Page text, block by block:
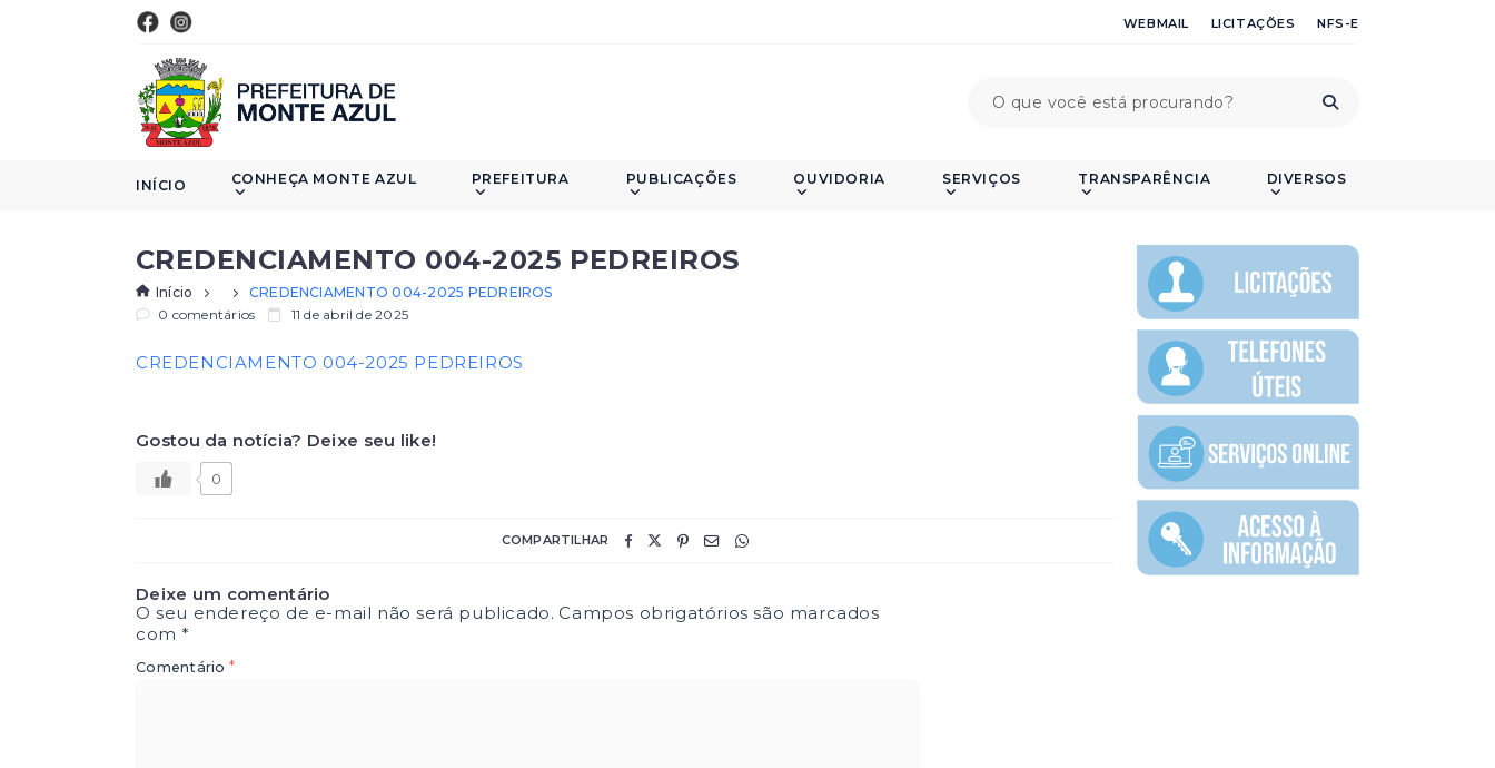
WEBMAIL LICITAÇÕES NFS-E
INÍCIO CONHEÇA MONTE AZUL PREFEITURA PUBLICAÇÕES OUVIDORIA SERVIÇOS TRANSPARÊNCIA DIVERSOS
CREDENCIAMENTO 004-2025 PEDREIROS
Início
CREDENCIAMENTO 004-2025 PEDREIROS
0 comentários
11 de abril de 2025
CREDENCIAMENTO 004-2025 PEDREIROS
Gostou da notícia? Deixe seu like!
0
COMPARTILHAR
Deixe um comentário
O seu endereço de e-mail não será publicado. Campos obrigatórios são marcados
com*
Comentário *